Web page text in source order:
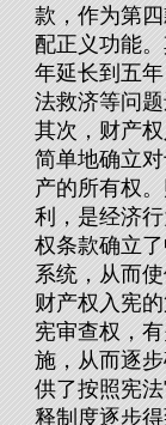
款，作为第
配正义功能
年延长到五
法救济等问
其次，财产
简单地确立
产的所有权
利，是经济
权条款确立
系统，从而
财产权入宪
宪审查权，
施，从而逐
供了按照宪
释制度逐步得